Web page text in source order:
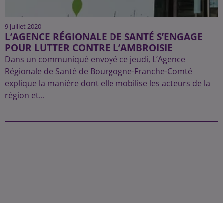
9 juillet 2020
L’AGENCE RÉGIONALE DE SANTÉ S’ENGAGE
POUR LUTTER CONTRE L’AMBROISIE
Dans un communiqué envoyé ce jeudi, L’Agence
Régionale de Santé de Bourgogne-Franche-Comté
explique la manière dont elle mobilise les acteurs de la
région et...